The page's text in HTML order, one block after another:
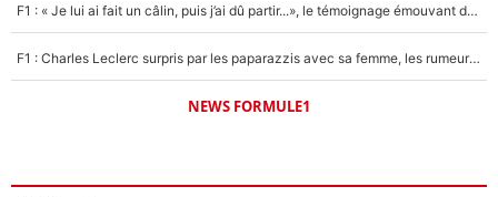
F1 : « Je lui ai fait un câlin, puis j’ai dû partir...», le témoignage émouvant de Max Verstappen sur sa fille
F1 : Charles Leclerc surpris par les paparazzis avec sa femme, les rumeurs étaient vraies !
NEWS FORMULE1